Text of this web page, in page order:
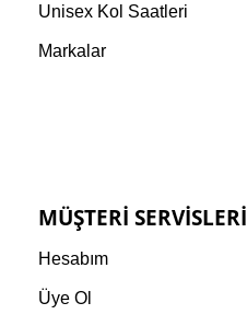
Unisex Kol Saatleri
Markalar
MÜŞTERI SERVISLERI
Hesabım
Üye Ol